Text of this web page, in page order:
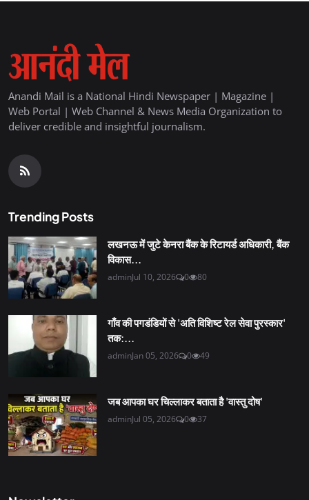
Anandi Mail is a National Hindi Newspaper | Magazine |
Web Portal | Web Channel & News Media Organization to
deliver credible and insightful journalism.
Trending Posts
लखनऊ में जुटे केनरा बैंक के रिटायर्ड अधिकारी, बैंक
विकास...
adminJul 10, 2026 0 80
गाँव की पगडंडियों से 'अति विशिष्ट रेल सेवा पुरस्कार'
तक:...
adminJan 05, 2026 0 49
जब आपका घर चिल्लाकर बताता है 'वास्तु दोष'
adminJul 05, 2026 0 37